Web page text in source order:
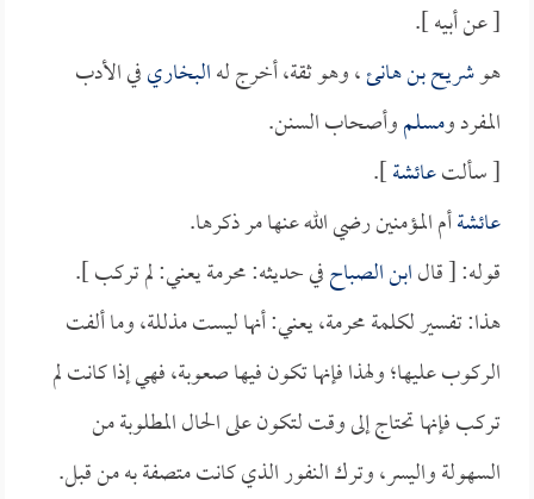
[ عن أبيه ].
هوشريح بن هانئ، وهو ثقة، أخرج لهالبخاريفي الأدب
المفرد ومسلموأصحاب السنن.
[ سألتعائشة].
عائشةأم المؤمنين رضي الله عنها مر ذكرها.
قوله: [ قالابن الصباحفي حديثه: محرمة يعني: لم تركب ].
هذا: تفسير لكلمة محرمة، يعني: أنها ليست مذللة، وما ألفت
الركوب عليها؛ ولهذا فإنها تكون فيها صعوبة، فهي إذا كانت لم
تركب فإنها تحتاج إلى وقت لتكون على الحال المطلوبة من
السهولة واليسر، وترك النفور الذي كانت متصفة به من قبل.